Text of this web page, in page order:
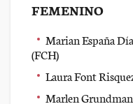
FEMENINO
Marian España
(FCH)
Laura Font
Marlen